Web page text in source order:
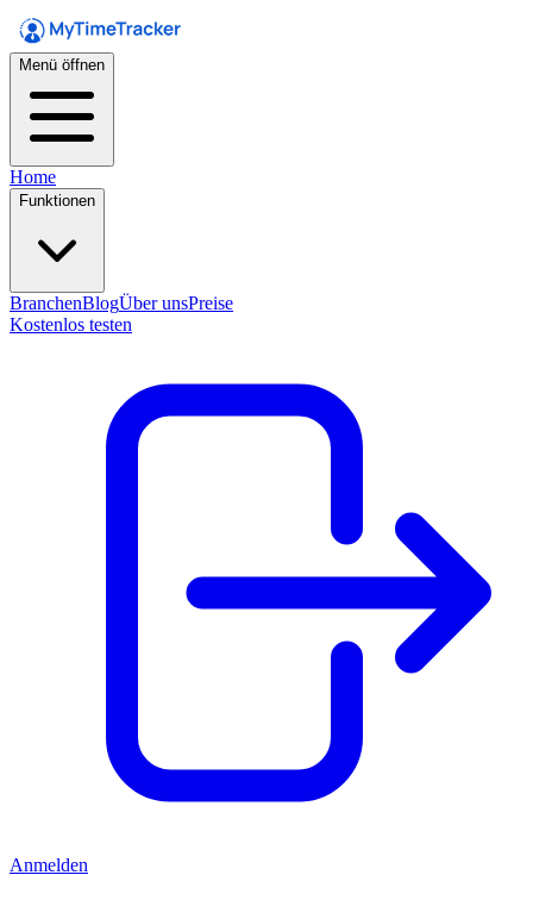
Menü öffnen
Home
Funktionen
BranchenBlogÜber unsPreise
Kostenlos testen
Anmelden